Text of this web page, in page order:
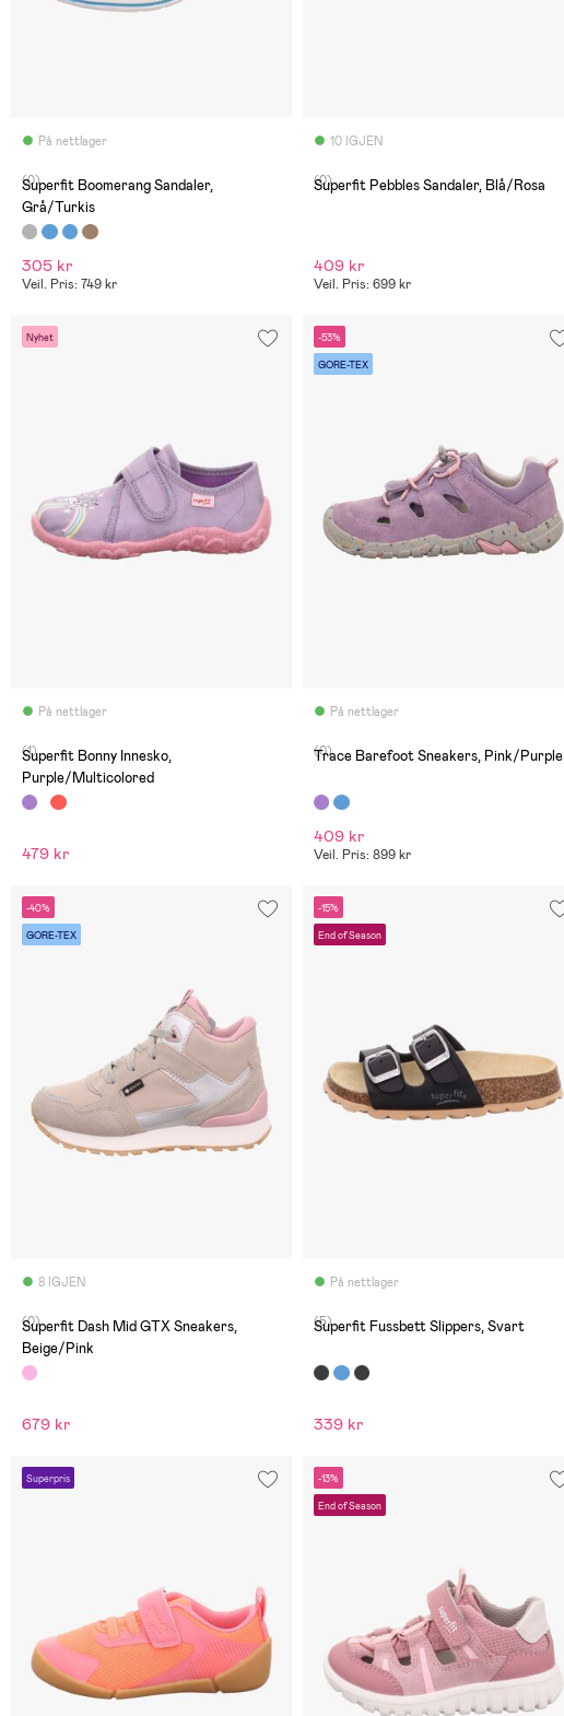
På nettlager
(0)
Superfit Boomerang Sandaler,
Grå/Turkis
305 kr
Veil. Pris: 749 kr
10 IGJEN
(0)
Superfit Pebbles Sandaler, Blå/Rosa
409 kr
Veil. Pris: 699 kr
Nyhet
På nettlager
(1)
Superfit Bonny Innesko,
Purple/Multicolored
479 kr
-53%
GORE-TEX
På nettlager
(0)
Trace Barefoot Sneakers, Pink/Purple
409 kr
Veil. Pris: 899 kr
-40%
GORE-TEX
8 IGJEN
(0)
Superfit Dash Mid GTX Sneakers,
Beige/Pink
679 kr
-15%
End of Season
På nettlager
(5)
Superfit Fussbett Slippers, Svart
339 kr
Superpris -13%
End of Season